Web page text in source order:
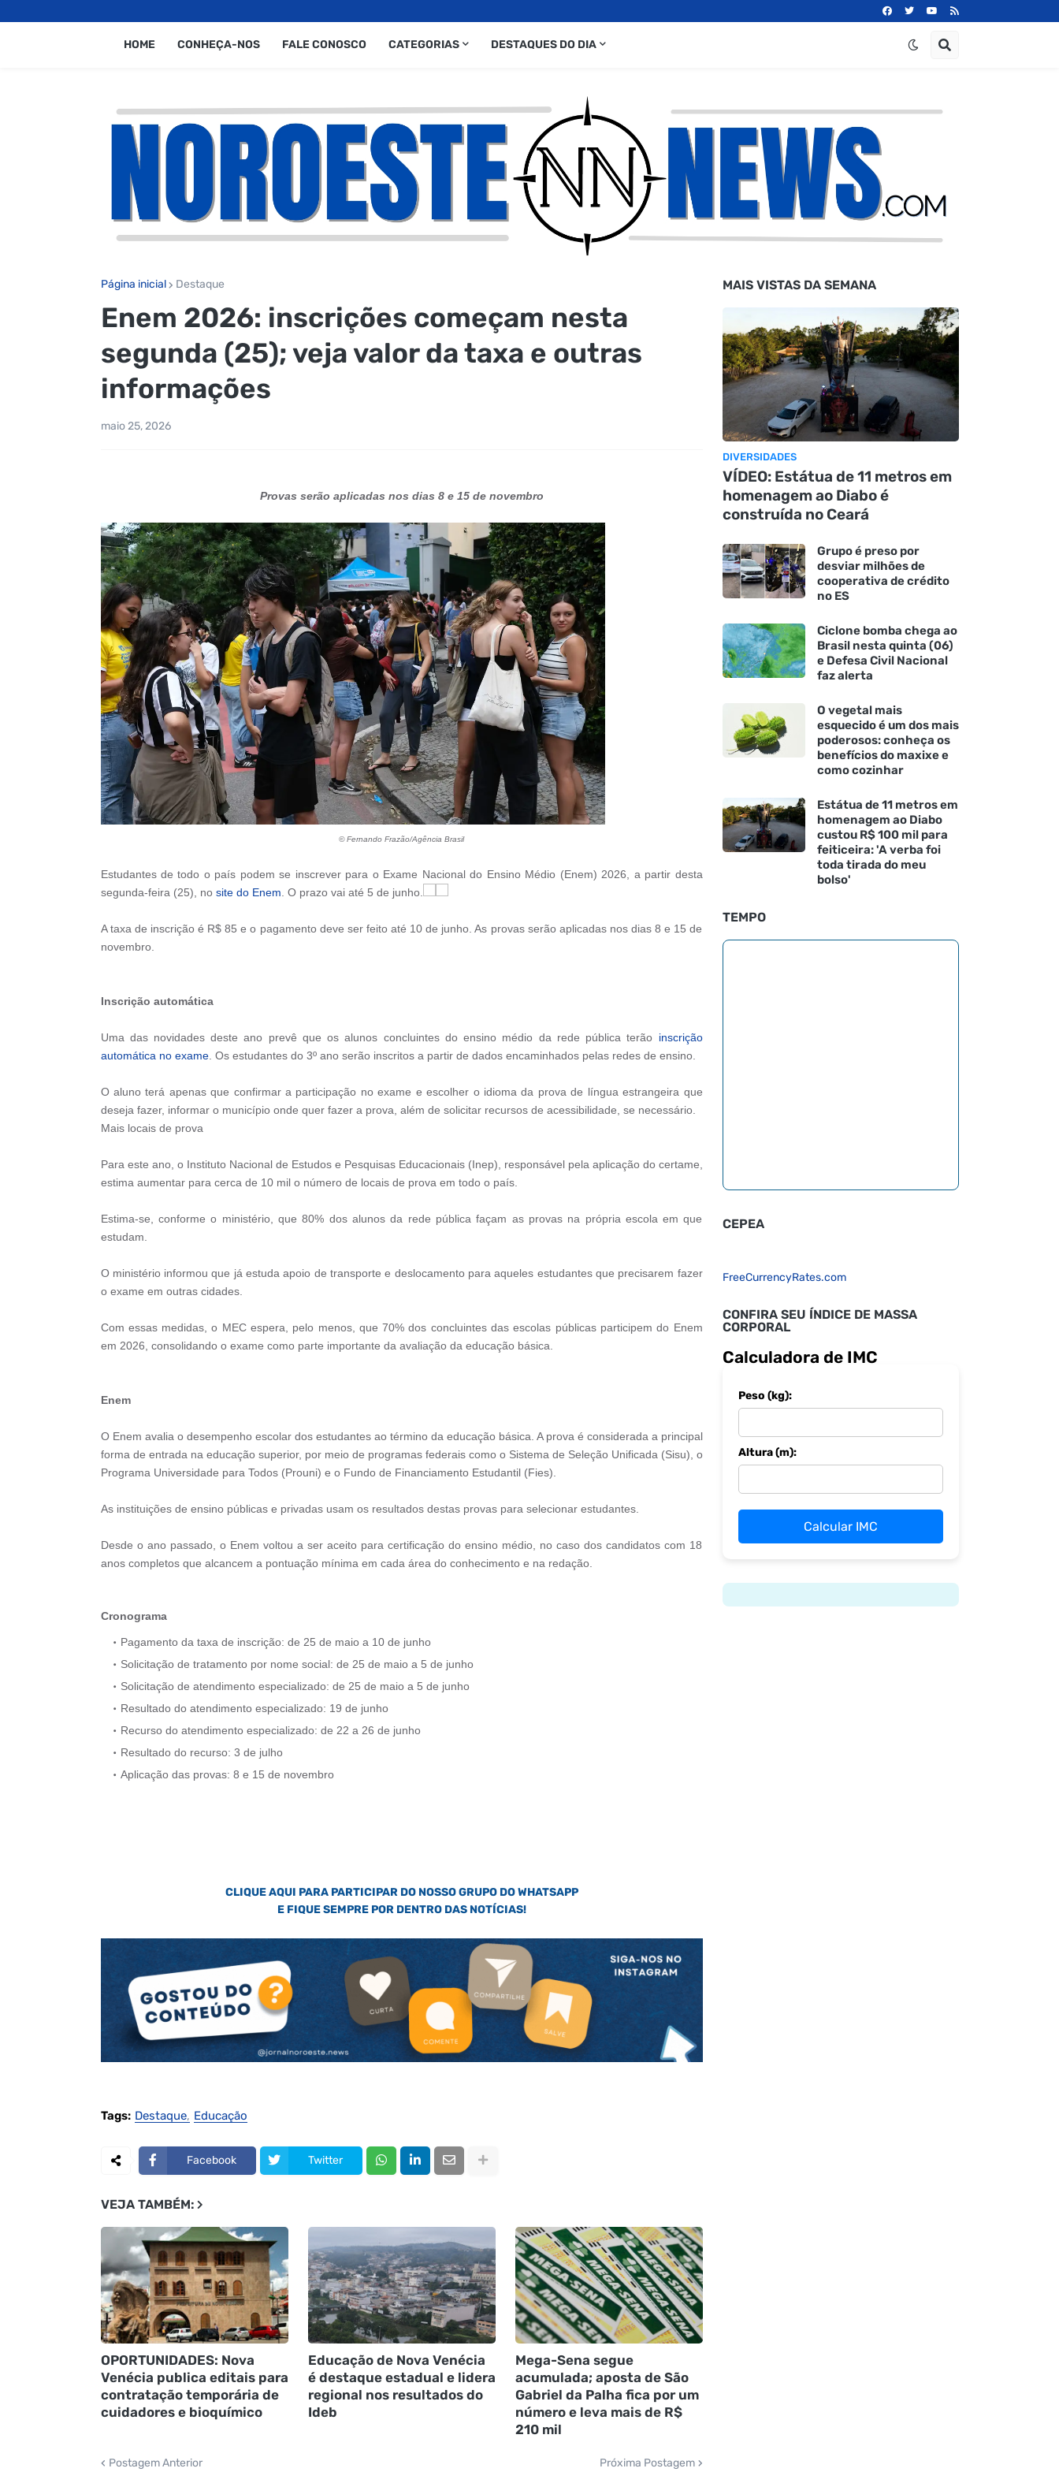
HOME CONHEÇA-NOS FALE CONOSCO CATEGORIAS DESTAQUES DO DIA
Página inicial Destaque
Enem 2026: inscrições começam nesta
segunda (25); veja valor da taxa e outras
informações
maio 25, 2026
Provas serão aplicadas nos dias 8 e 15 de novembro
© Fernando Frazão/Agência Brasil
Estudantes de todo o país podem se inscrever para o Exame Nacional do Ensino Médio (Enem) 2026, a partir desta
segunda-feira (25), no site do Enem . O prazo vai até 5 de junho.
A taxa de inscrição é R$ 85 e o pagamento deve ser feito até 10 de junho. As provas serão aplicadas nos dias 8 e 15 de
novembro.
Inscrição automática
Uma das novidades deste ano prevê que os alunos concluintes do ensino médio da rede pública terão inscrição
automática no exame. Os estudantes do 3º ano serão inscritos a partir de dados encaminhados pelas redes de ensino.
O aluno terá apenas que confirmar a participação no exame e escolher o idioma da prova de língua estrangeira que
deseja fazer, informar o município onde quer fazer a prova, além de solicitar recursos de acessibilidade, se necessário.
Mais locais de prova
Para este ano, o Instituto Nacional de Estudos e Pesquisas Educacionais (Inep), responsável pela aplicação do certame,
estima aumentar para cerca de 10 mil o número de locais de prova em todo o país.
Estima-se, conforme o ministério, que 80% dos alunos da rede pública façam as provas na própria escola em que
estudam.
O ministério informou que já estuda apoio de transporte e deslocamento para aqueles estudantes que precisarem fazer
o exame em outras cidades.
Com essas medidas, o MEC espera, pelo menos, que 70% dos concluintes das escolas públicas participem do Enem
em 2026, consolidando o exame como parte importante da avaliação da educação básica.
Enem
O Enem avalia o desempenho escolar dos estudantes ao término da educação básica. A prova é considerada a principal
forma de entrada na educação superior, por meio de programas federais como o Sistema de Seleção Unificada (Sisu), o
Programa Universidade para Todos (Prouni) e o Fundo de Financiamento Estudantil (Fies).
As instituições de ensino públicas e privadas usam os resultados destas provas para selecionar estudantes.
Desde o ano passado, o Enem voltou a ser aceito para certificação do ensino médio, no caso dos candidatos com 18
anos completos que alcancem a pontuação mínima em cada área do conhecimento e na redação.
Cronograma
Pagamento da taxa de inscrição: de 25 de maio a 10 de junho
Solicitação de tratamento por nome social: de 25 de maio a 5 de junho
Solicitação de atendimento especializado: de 25 de maio a 5 de junho
Resultado do atendimento especializado: 19 de junho
Recurso do atendimento especializado: de 22 a 26 de junho
Resultado do recurso: 3 de julho
Aplicação das provas: 8 e 15 de novembro
CLIQUE AQUI PARA PARTICIPAR DO NOSSO GRUPO DO WHATSAPP
E FIQUE SEMPRE POR DENTRO DAS NOTÍCIAS!
Tags: Destaque Educação
Facebook Twitter
VEJA TAMBÉM:
OPORTUNIDADES: Nova
Venécia publica editais para
contratação temporária de
cuidadores e bioquímico
Educação de Nova Venécia
é destaque estadual e lidera
regional nos resultados do
Ideb
Mega-Sena segue
acumulada; aposta de São
Gabriel da Palha fica por um
número e leva mais de R$
210 mil
Postagem Anterior Próxima Postagem
MAIS VISTAS DA SEMANA
DIVERSIDADES
VÍDEO: Estátua de 11 metros em
homenagem ao Diabo é
construída no Ceará
Grupo é preso por
desviar milhões de
cooperativa de crédito
no ES
Ciclone bomba chega ao
Brasil nesta quinta (06)
e Defesa Civil Nacional
faz alerta
O vegetal mais
esquecido é um dos mais
poderosos: conheça os
benefícios do maxixe e
como cozinhar
Estátua de 11 metros em
homenagem ao Diabo
custou R$ 100 mil para
feiticeira: 'A verba foi
toda tirada do meu
bolso'
TEMPO
CEPEA
FreeCurrencyRates.com
CONFIRA SEU ÍNDICE DE MASSA
CORPORAL
Calculadora de IMC
Peso (kg):
Altura (m):
Calcular IMC